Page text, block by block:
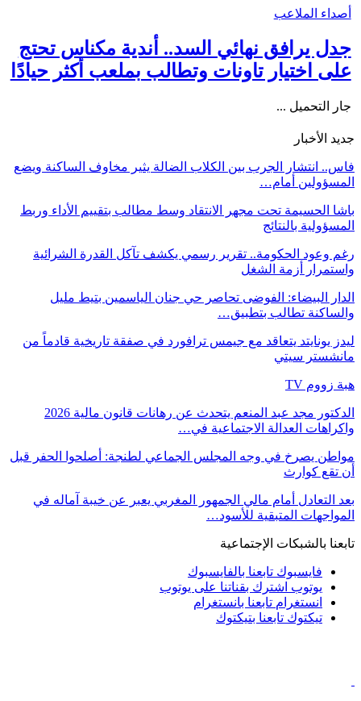
أصداء الملاعب
جدل يرافق نهائي السد.. أندية مكناس تحتج
على اختيار تاونات وتطالب بملعب أكثر حيادًا
جار التحميل ...
جديد الأخبار
فاس.. انتشار الجرب بين الكلاب الضالة يثير مخاوف الساكنة ويضع
المسؤولين أمام…
باشا الحسيمة تحت مجهر الانتقاد وسط مطالب بتقييم الأداء وربط
المسؤولية بالنتائج
رغم وعود الحكومة.. تقرير رسمي يكشف تآكل القدرة الشرائية
واستمرار أزمة الشغل
الدار البيضاء: الفوضى تحاصر حي جنان الياسمين بتيط مليل
والساكنة تطالب بتطبيق…
ليدز يونايتد يتعاقد مع جيمس ترافورد في صفقة تاريخية قادماً من
مانشستر سيتي
هبة زووم TV
الدكتور مجد عبد المنعم يتحدث عن رهانات قانون مالية 2026
واكراهات العدالة الاجتماعية في…
مواطن يصرخ في وجه المجلس الجماعي لطنجة: أصلحوا الحفر قبل
أن تقع كوارث
بعد التعادل أمام مالي الجمهور المغربي يعبر عن خيبة آماله في
المواجهات المتبقية للأسود…
تابعنا بالشبكات الإجتماعية
فايسبوك تابعنا بالفايسبوك
يوتوب اشترك بقناتنا على يوتوب
انستغرام تابعنا بانستغرام
تيكتوك تابعنا بتيكتوك